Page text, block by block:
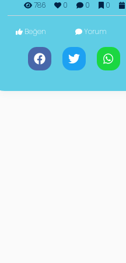
786 0 0 0
Beğen Yorum